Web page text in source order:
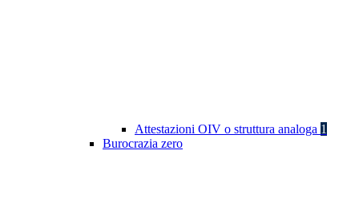
Attestazioni OIV o struttura analoga 1
Burocrazia zero